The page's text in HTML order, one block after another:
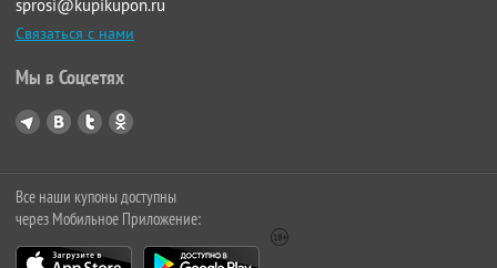
sprosi@kupikupon.ru
Связаться с нами
Мы в Соцсетях
Все наши купоны доступны
через Мобильное Приложение: